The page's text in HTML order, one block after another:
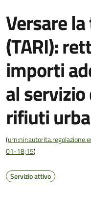
Versare
(TARI):
importi
al
rifiuti
(
01-18;15)
Servizio attivo